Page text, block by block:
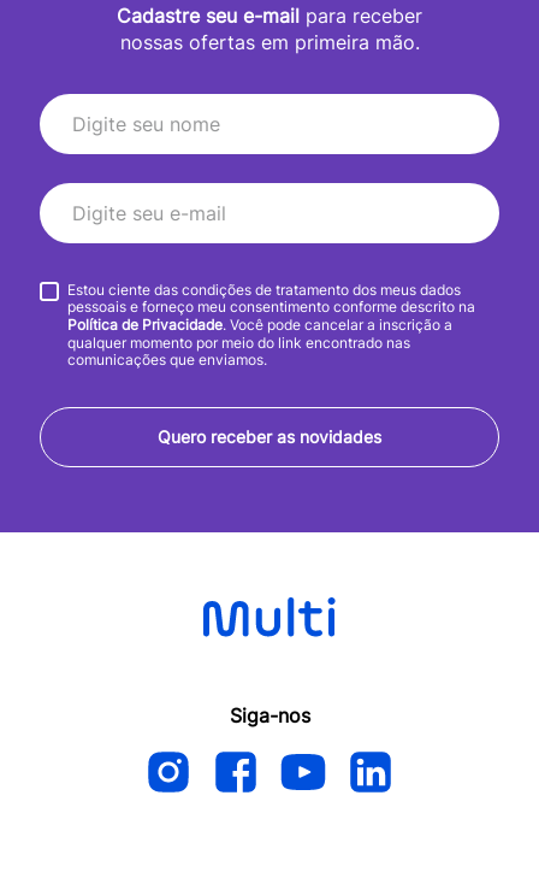
Cadastre seu e-mail para receber
nossas ofertas em primeira mão.
Quero receber as novidades
Estou ciente das condições de tratamento dos meus dados
pessoais e forneço meu consentimento conforme descrito na
Política de Privacidade. Você pode cancelar a inscrição a
qualquer momento por meio do link encontrado nas
comunicações que enviamos.
Siga-nos